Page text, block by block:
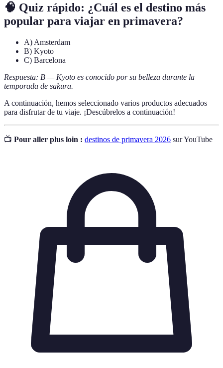
🧠 Quiz rápido: ¿Cuál es el destino más
popular para viajar en primavera?
A) Amsterdam
B) Kyoto
C) Barcelona
Respuesta: B — Kyoto es conocido por su belleza durante la
temporada de sakura.
A continuación, hemos seleccionado varios productos adecuados
para disfrutar de tu viaje. ¡Descúbrelos a continuación!
📺 Pour aller plus loin : destinos de primavera 2026 sur YouTube